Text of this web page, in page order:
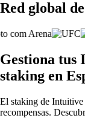
Red global
Gestiona tus
staking en
El staking de Intuitive
recompensas.